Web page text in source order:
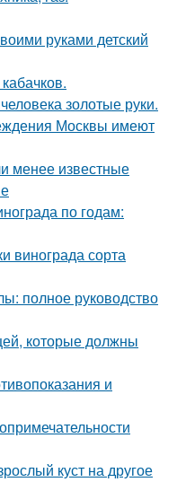
руками детский
золотые руки.
Москвы имеют
менее известные
по годам:
винограда сорта
полное руководство
которые должны
и
куст на другое